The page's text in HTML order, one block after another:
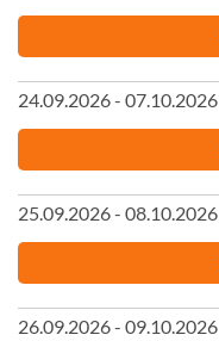
24.09.2026 - 07.10.2026
25.09.2026 - 08.10.2026
26.09.2026 - 09.10.2026